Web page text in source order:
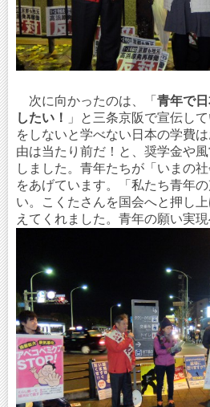
次に向かったのは、「 青年で
したい！
」と三条京阪で宣伝し
をしないと学べない日本の学費
由は当たり前だ！と、奨学金や
しました。青年たちが「いまの
をあげています。「私たち青年
い。こくたさんを国会へと押し
えてくれました。青年の願い実現